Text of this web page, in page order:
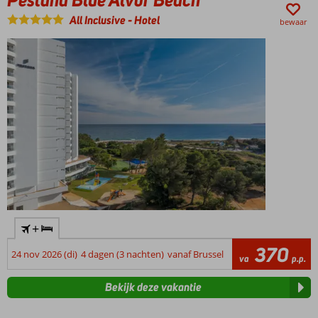
centrum
van
Alvor
All Inclusive-Hotel bewaar
+
24 nov 2026 (di) 4 dagen (3 nachten) vanaf Brussel va 370 p.p.
Bekijk deze vakantie